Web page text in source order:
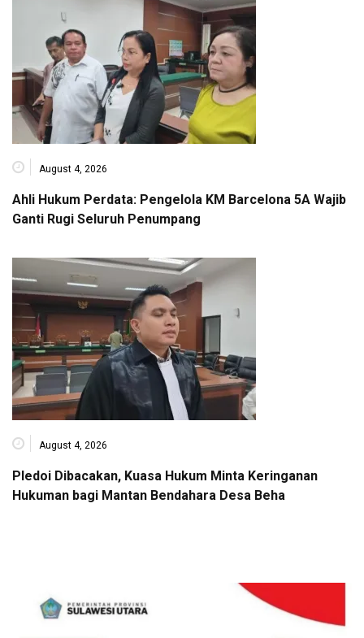
August 4, 2026
Ahli Hukum Perdata: Pengelola KM Barcelona 5A Wajib
Ganti Rugi Seluruh Penumpang
August 4, 2026
Pledoi Dibacakan, Kuasa Hukum Minta Keringanan
Hukuman bagi Mantan Bendahara Desa Beha